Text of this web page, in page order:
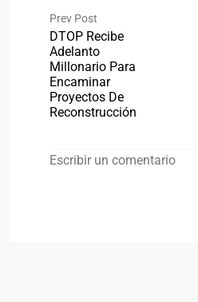
Prev Post
DTOP Recibe
Adelanto
Millonario Para
Encaminar
Proyectos De
Reconstrucción
Escribir un comentario